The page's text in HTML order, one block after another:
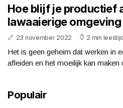
Hoe blijf je productief
lawaaierige
23 november 2022 2 min leestijd
Het is geen geheim dat werken in
afleiden en het moeilijk kan maken
Populair